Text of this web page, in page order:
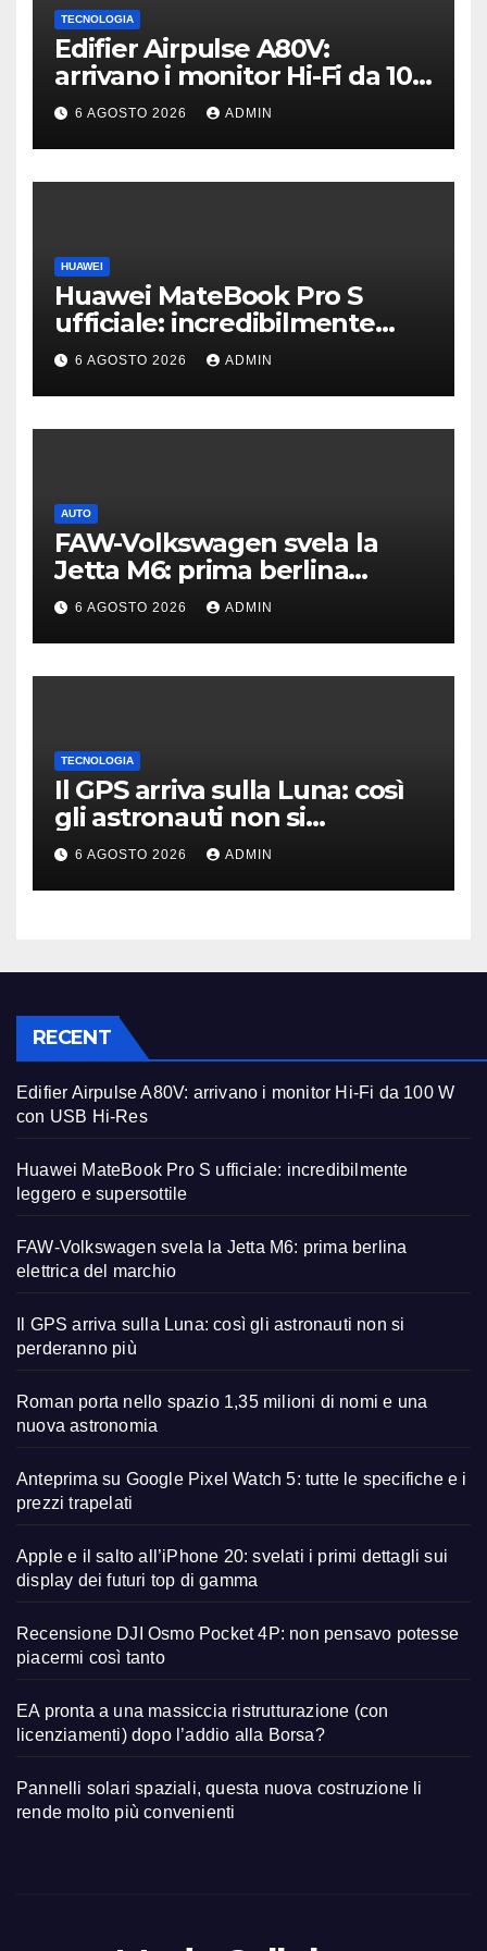
TECNOLOGIA
Edifier Airpulse A80V:
arrivano i monitor Hi-Fi da 100
W con USB Hi-Res
6 AGOSTO 2026 ADMIN
HUAWEI
Huawei MateBook Pro S
ufficiale: incredibilmente
leggero e supersottile
6 AGOSTO 2026 ADMIN
AUTO
FAW-Volkswagen svela la
Jetta M6: prima berlina
elettrica del marchio
6 AGOSTO 2026 ADMIN
TECNOLOGIA
Il GPS arriva sulla Luna: così
gli astronauti non si
perderanno più
6 AGOSTO 2026 ADMIN
RECENT
Edifier Airpulse A80V: arrivano i monitor Hi-Fi da 100 W
con USB Hi-Res
Huawei MateBook Pro S ufficiale: incredibilmente
leggero e supersottile
FAW-Volkswagen svela la Jetta M6: prima berlina
elettrica del marchio
Il GPS arriva sulla Luna: così gli astronauti non si
perderanno più
Roman porta nello spazio 1,35 milioni di nomi e una
nuova astronomia
Anteprima su Google Pixel Watch 5: tutte le specifiche e i
prezzi trapelati
Apple e il salto all’iPhone 20: svelati i primi dettagli sui
display dei futuri top di gamma
Recensione DJI Osmo Pocket 4P: non pensavo potesse
piacermi così tanto
EA pronta a una massiccia ristrutturazione (con
licenziamenti) dopo l’addio alla Borsa?
Pannelli solari spaziali, questa nuova costruzione li
rende molto più convenienti